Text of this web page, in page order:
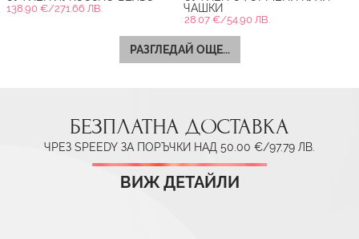
138.90 €/271.66 ЛВ.
ЧАШКИ
28.07 €/54.90 ЛВ.
РАЗГЛЕДАЙ ОЩЕ...
БЕЗПЛАТНА ДОСТАВКА
ЧРЕЗ SPEEDY ЗА ПОРЪЧКИ НАД 50.00 €/97.79 ЛВ.
ВИЖ ДЕТАЙЛИ